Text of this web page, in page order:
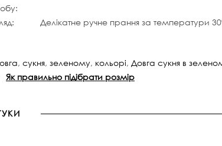
Делікатне ручне прання за температури
, сукня, зеленому, кольорі, Довга сукня в
Як правильно підібрати розмір